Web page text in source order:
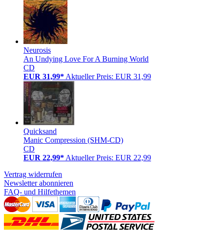
Neurosis
An Undying Love For A Burning World
CD
EUR 31,99* Aktueller Preis: EUR 31,99
Quicksand
Manic Compression (SHM-CD)
CD
EUR 22,99* Aktueller Preis: EUR 22,99
Vertrag widerrufen
Newsletter abonnieren
FAQ- und Hilfethemen